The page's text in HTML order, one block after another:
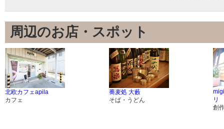
周辺のお店・スポット
北欧カフェapila
カフェ
蕎麦処 大藪
そば・うどん
リ
創